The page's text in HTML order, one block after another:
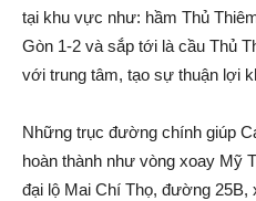
tại khu vực như: hầm Thủ
Gòn 1-2 và sắp tới là cầu Thủ
với trung tâm, tạo sự thuận lợi
Những trục đường chính giúp
hoàn thành như vòng xoay Mỹ
đại lộ Mai Chí Thọ, đường